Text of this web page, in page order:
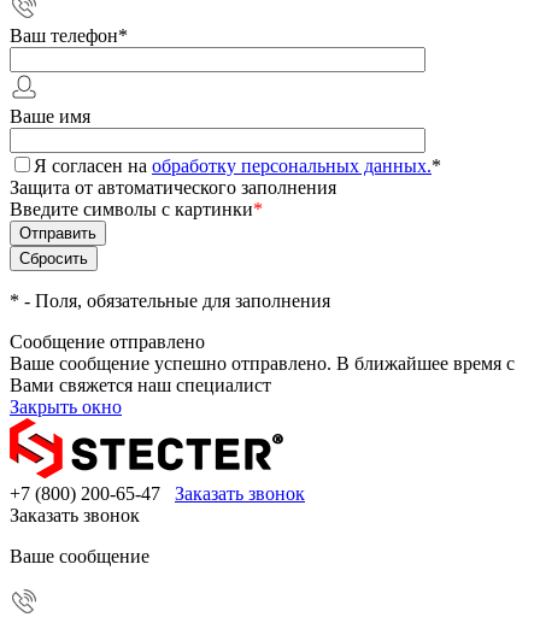
Ваш телефон*
Ваше имя
Я согласен на обработку персональных данных.*
Защита от автоматического заполнения
Введите символы с картинки*
* - Поля, обязательные для заполнения
Сообщение отправлено
Ваше сообщение успешно отправлено. В ближайшее время с
Вами свяжется наш специалист
Закрыть окно
+7 (800) 200-65-47
Заказать звонок
Заказать звонок
Ваше сообщение